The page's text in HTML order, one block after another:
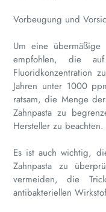
Vorbeugung und
Um eine übermäßige
empfohlen, die auf
Fluoridkonzentration
Jahren unter 1000
ratsam, die Menge
Zahnpasta zu
Hersteller zu beachten.
Es ist auch wichtig,
Zahnpasta zu
vermeiden, die
antibakteriellen